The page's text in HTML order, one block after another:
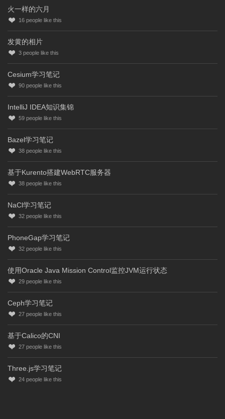
火一样的六月
16 people like this
发黄的相片
3 people like this
Cesium学习笔记
90 people like this
IntelliJ IDEA知识集锦
59 people like this
Bazel学习笔记
38 people like this
基于Kurento搭建WebRTC服务器
38 people like this
NaCl学习笔记
32 people like this
PhoneGap学习笔记
32 people like this
使用Oracle Java Mission Control监控JVM运行状态
29 people like this
Ceph学习笔记
27 people like this
基于Calico的CNI
27 people like this
Three.js学习笔记
24 people like this